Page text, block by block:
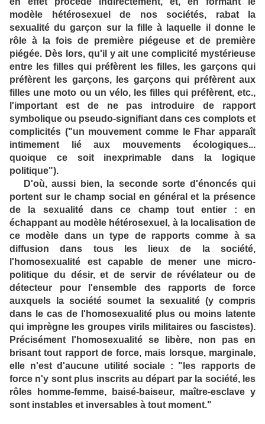
modèle hétérosexuel de nos sociétés, rabat la
sexualité du garçon sur la fille à laquelle il donne le
rôle à la fois de première piégeuse et de première
piégée. Dès lors, qu'il y ait une complicité mystérieuse
entre les filles qui préfèrent les filles, les garçons qui
préfèrent les garçons, les garçons qui préfèrent aux
filles une moto ou un vélo, les filles qui préfèrent, etc.,
l'important est de ne pas introduire de rapport
symbolique ou pseudo-signifiant dans ces complots et
complicités ("un mouvement comme le Fhar apparaît
intimement lié aux mouvements écologiques...
quoique ce soit inexprimable dans la logique
politique").
D'où, aussi bien, la seconde sorte d'énoncés qui
portent sur le champ social en général et la présence
de la sexualité dans ce champ tout entier : en
échappant au modèle hétérosexuel, à la localisation de
ce modèle dans un type de rapports comme à sa
diffusion dans tous les lieux de la société,
l'homosexualité est capable de mener une micro-
politique du désir, et de servir de révélateur ou de
détecteur pour l'ensemble des rapports de force
auxquels la société soumet la sexualité (y compris
dans le cas de l'homosexualité plus ou moins latente
qui imprègne les groupes virils militaires ou fascistes).
Précisément l'homosexualité se libère, non pas en
brisant tout rapport de force, mais lorsque, marginale,
elle n'est d'aucune utilité sociale : "les rapports de
force n'y sont plus inscrits au départ par la société, les
rôles homme-femme, baisé-baiseur, maître-esclave y
sont instables et inversables à tout moment."